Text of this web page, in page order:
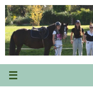
Passer
au
contenu